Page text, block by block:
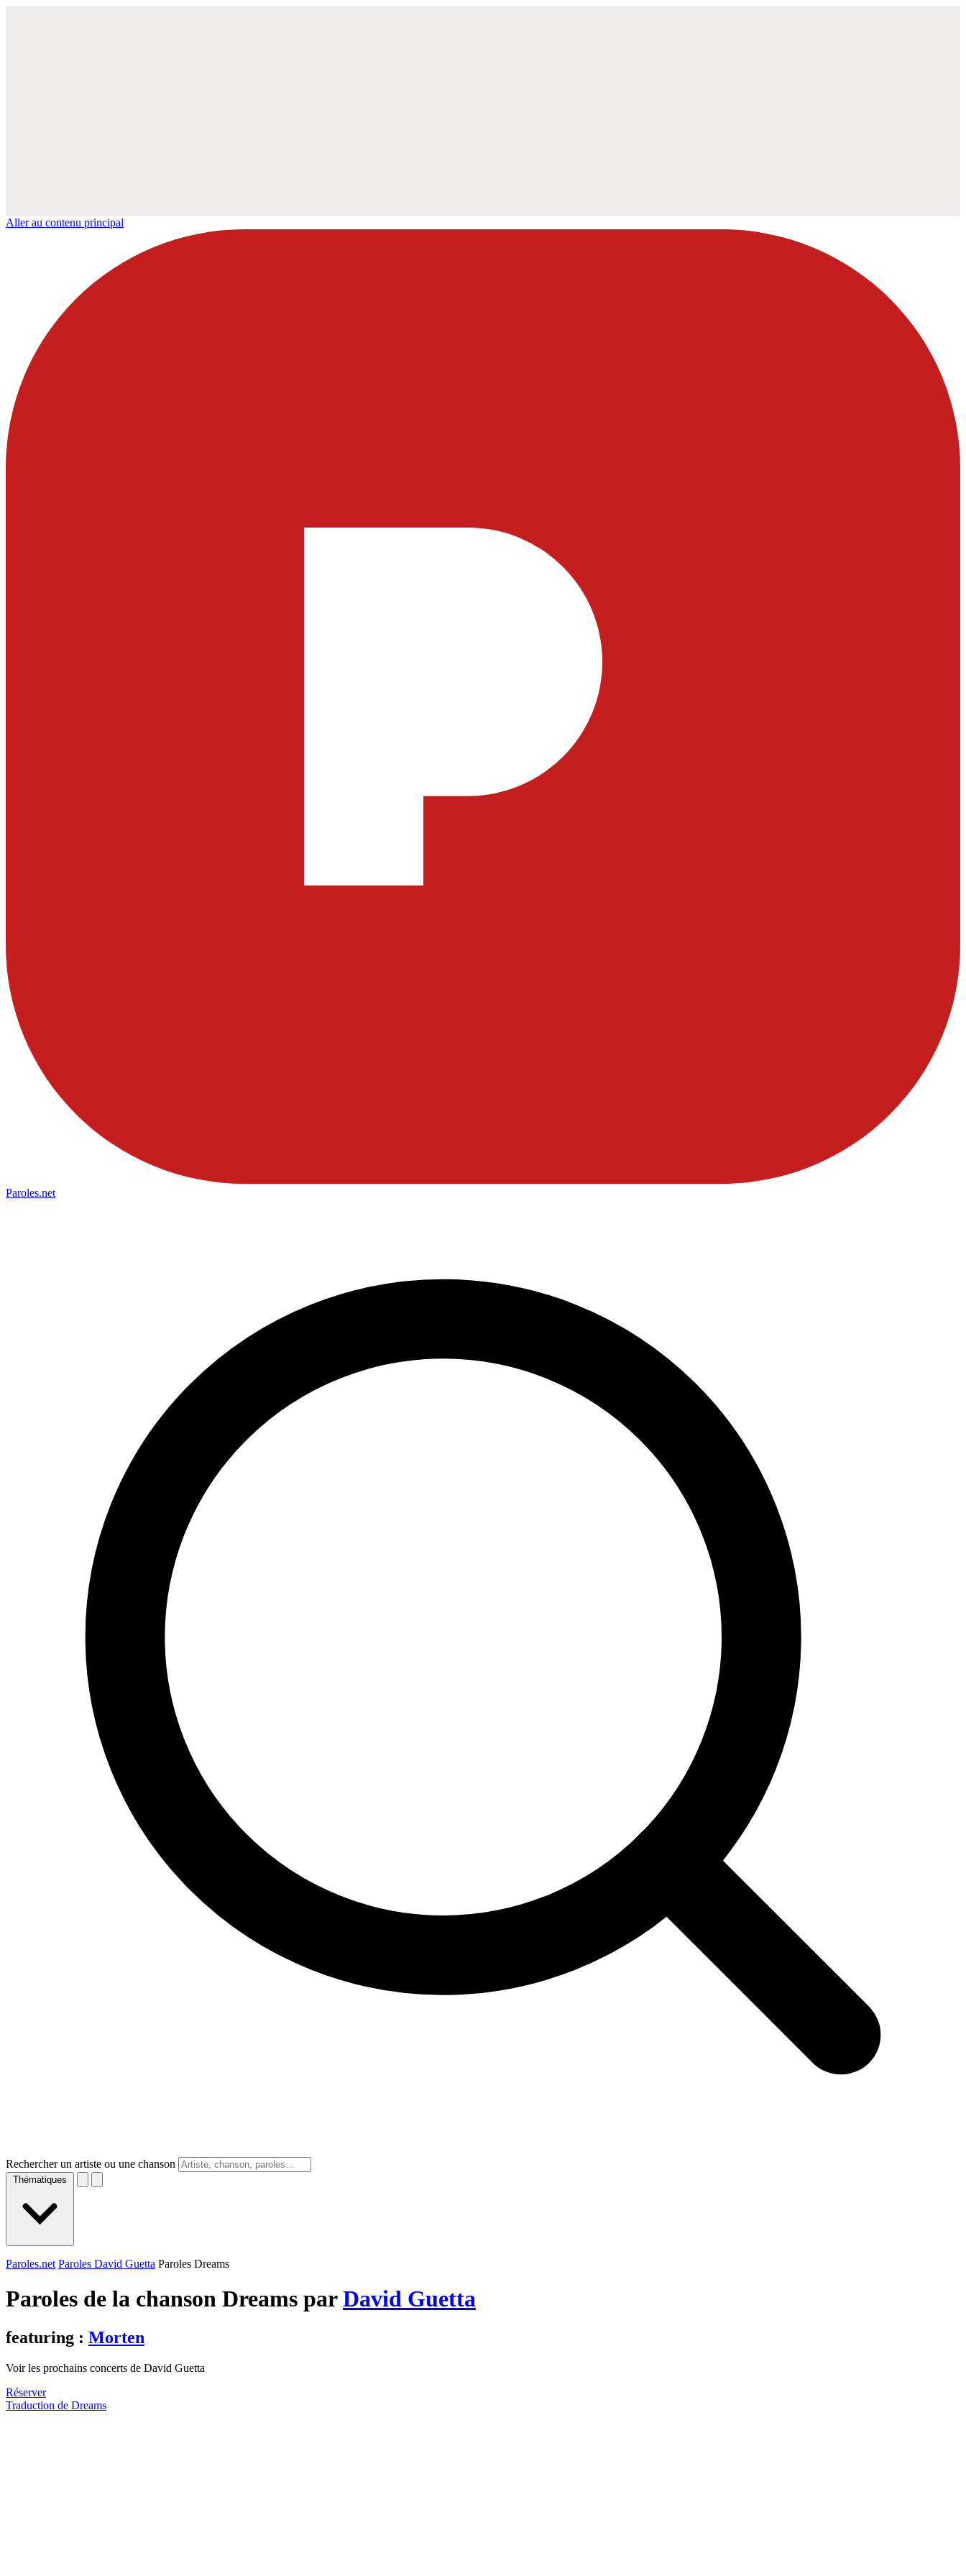
Aller au contenu principal
Paroles.net
Rechercher un artiste ou une chanson
Thématiques
Paroles.net Paroles David Guetta Paroles Dreams
Paroles de la chanson Dreams parDavid Guetta
featuring : Morten
Voir les prochains concerts de David Guetta
Réserver
Traduction de Dreams